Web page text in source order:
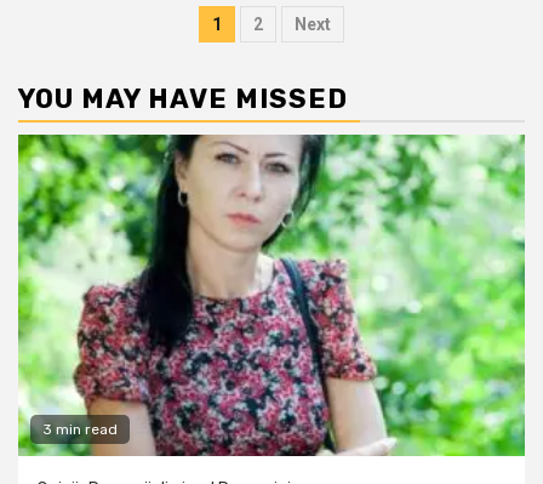
Posts
1 2 Next
YOU MAY HAVE MISSED
3 min read